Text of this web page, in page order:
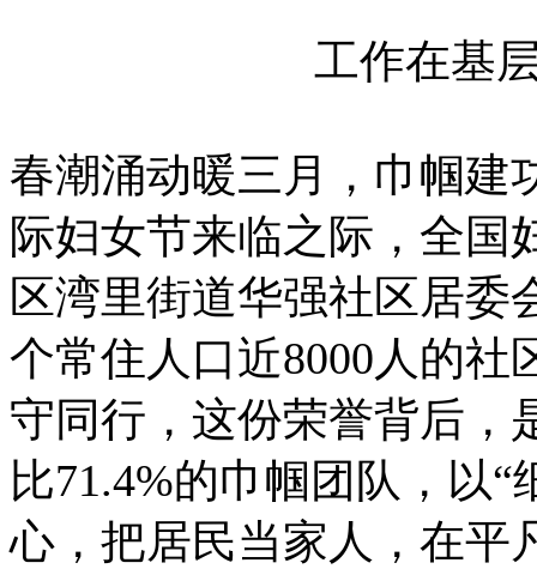
工作在基
春潮涌动暖三月，巾帼建
际妇女节来临之际，全国
区湾里街道华强社区居委
个常住人口近8000人的
守同行，这份荣誉背后，
比71.4%的巾帼团队，以
心，把居民当家人，在平